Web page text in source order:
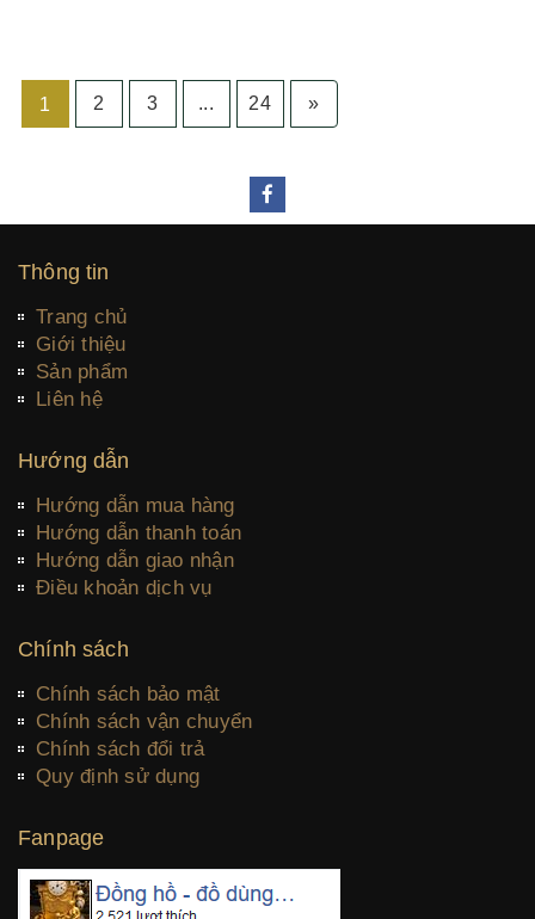
1 2 3 ... 24 »
Thông tin
Trang chủ
Giới thiệu
Sản phẩm
Liên hệ
Hướng dẫn
Hướng dẫn mua hàng
Hướng dẫn thanh toán
Hướng dẫn giao nhận
Điều khoản dịch vụ
Chính sách
Chính sách bảo mật
Chính sách vận chuyển
Chính sách đổi trả
Quy định sử dụng
Fanpage